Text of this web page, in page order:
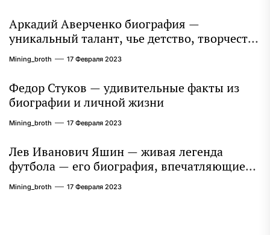
Аркадий Аверченко биография —
уникальный талант, чье детство, творчество
и литературное наследие продолжают
восхищать миллионы
Mining_broth 17 Февраля 2023
Федор Стуков — удивительные факты из
биографии и личной жизни
Mining_broth 17 Февраля 2023
Лев Иванович Яшин — живая легенда
футбола — его биография, впечатляющие
достижения и интересная личная жизнь
Mining_broth 17 Февраля 2023